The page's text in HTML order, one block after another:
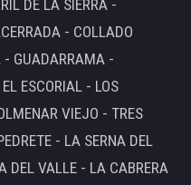
DE LA SIERRA -
- COLLADO
- GUADARRAMA -
ESCORIAL - LOS
VIEJO - TRES
- LA SERNA DEL
DEL VALLE - LA CABRERA